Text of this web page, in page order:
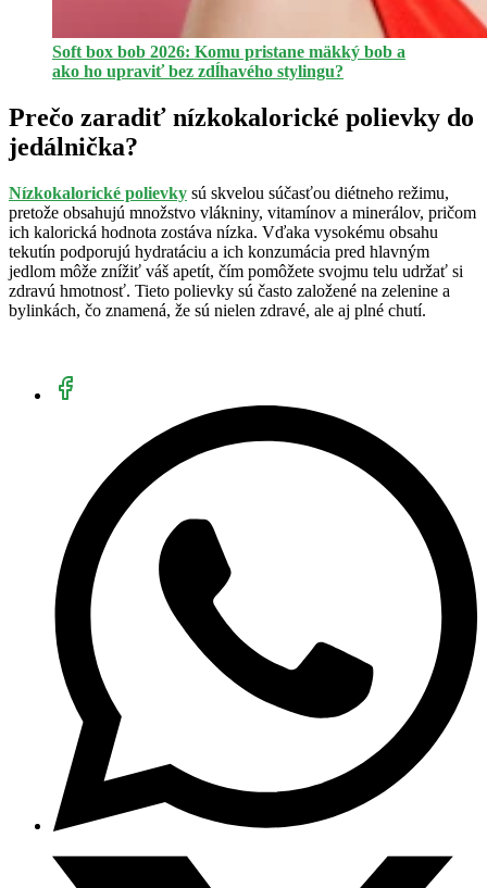
Soft box bob 2026: Komu pristane mäkký bob a
ako ho upraviť bez zdĺhavého stylingu?
Prečo zaradiť nízkokalorické polievky do
jedálnička?
Nízkokalorické polievky sú skvelou súčasťou diétneho režimu,
pretože obsahujú množstvo vlákniny, vitamínov a minerálov, pričom
ich kalorická hodnota zostáva nízka. Vďaka vysokému obsahu
tekutín podporujú hydratáciu a ich konzumácia pred hlavným
jedlom môže znížiť váš apetít, čím pomôžete svojmu telu udržať si
zdravú hmotnosť. Tieto polievky sú často založené na zelenine a
bylinkách, čo znamená, že sú nielen zdravé, ale aj plné chutí.